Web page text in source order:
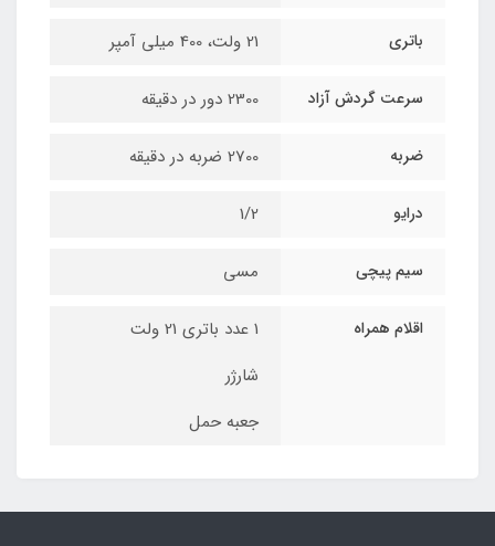
باتری 21 ولت، 400 میلی آمپر
سرعت گردش آزاد 2300 دور در دقیقه
ضربه 2700 ضربه در دقیقه
درایو 1/2
سیم پیچی مسی
اقلام همراه
1 عدد باتری 21 ولت
شارژر
جعبه حمل